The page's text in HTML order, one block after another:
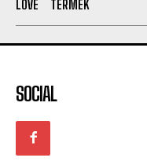
SOCIAL
ÚJ CIKKEK